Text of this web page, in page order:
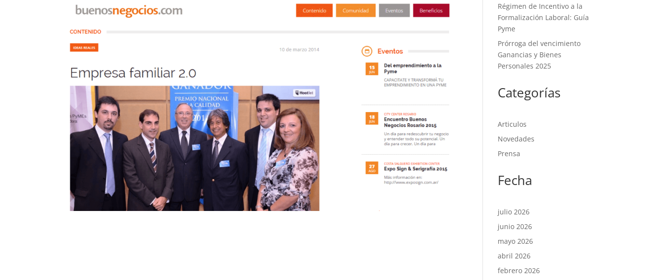
Régimen de Incentivo a la
Formalización Laboral: Guía
Pyme
Prórroga del vencimiento
Ganancias y Bienes
Personales 2025
Categorías
Articulos
Novedades
Prensa
Fecha
julio 2026
junio 2026
mayo 2026
abril 2026
febrero 2026